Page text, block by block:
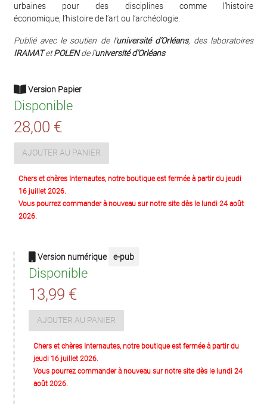
urbaines pour des disciplines comme l’histoire
économique, l’histoire de l’art ou l’archéologie.
Publié avec le soutien de l’université d’Orléans, des laboratoires
IRAMATetPOLENde l’université d’Orléans
Version Papier
Disponible
28,00 €
AJOUTER AU PANIER
Chers et chères Internautes, notre boutique est fermée à partir du jeudi
16 juillet 2026.
Vous pourrez commander à nouveau sur notre site dès le lundi 24 août
2026.
Version numérique e-pub
Disponible
13,99 €
AJOUTER AU PANIER
Chers et chères Internautes, notre boutique est fermée à partir du
jeudi 16 juillet 2026.
Vous pourrez commander à nouveau sur notre site dès le lundi 24
août 2026.